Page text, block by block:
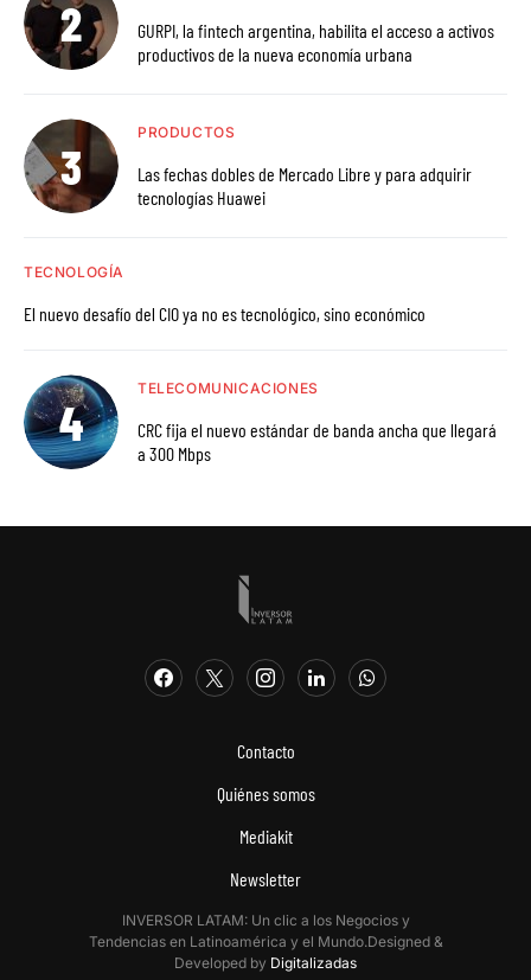
GURPI, la fintech argentina, habilita el acceso a activos
productivos de la nueva economía urbana
PRODUCTOS
Las fechas dobles de Mercado Libre y para adquirir
tecnologías Huawei
TECNOLOGÍA
El nuevo desafío del CIO ya no es tecnológico, sino económico
TELECOMUNICACIONES
CRC fija el nuevo estándar de banda ancha que llegará
a 300 Mbps
Contacto
Quiénes somos
Mediakit
Newsletter
INVERSOR LATAM: Un clic a los Negocios y
Tendencias en Latinoamérica y el Mundo.Designed &
Developed by Digitalizadas